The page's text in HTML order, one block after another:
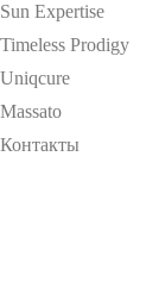
Sun Expertise
Timeless Prodigy
Uniqcure
Massato
Контакты